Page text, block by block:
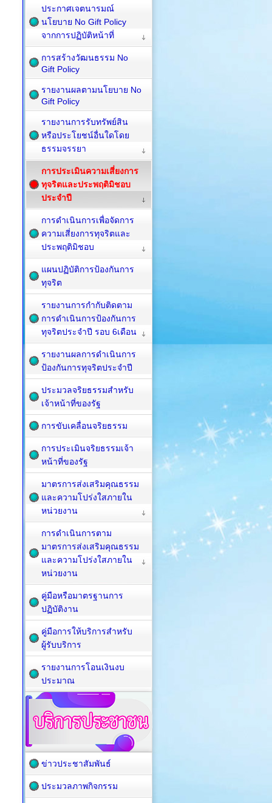
ประกาศเจตนารมณ์
นโยบาย No Gift Policy
จากการปฏิบัติหน้าที่
การสร้างวัฒนธรรม No
Gift Policy
รายงานผลตามนโยบาย No
Gift Policy
รายงานการรับทรัพย์สิน
หรือประโยชน์อื่นใดโดย
ธรรมจรรยา
การประเมินความเสี่ยงการ
ทุจริตและประพฤติมิชอบ
ประจำปี
การดำเนินการเพื่อจัดการ
ความเสี่ยงการทุจริตและ
ประพฤติมิชอบ
แผนปฏิบัติการป้องกันการ
ทุจริต
รายงานการกำกับติดตาม
การดำเนินการป้องกันการ
ทุจริตประจำปี รอบ 6เดือน
รายงานผลการดำเนินการ
ป้องกันการทุจริตประจำปี
ประมวลจริยธรรมสำหรับ
เจ้าหน้าที่ของรัฐ
การขับเคลื่อนจริยธรรม
การประเมินจริยธรรมเจ้า
หน้าที่ของรัฐ
มาตรการส่งเสริมคุณธรรม
และความโปร่งใสภายใน
หน่วยงาน
การดำเนินการตาม
มาตรการส่งเสริมคุณธรรม
และความโปร่งใสภายใน
หน่วยงาน
คู่มือหรือมาตรฐานการ
ปฏิบัติงาน
คู่มือการให้บริการสำหรับ
ผู้รับบริการ
รายงานการโอนเงินงบ
ประมาณ
ข่าวประชาสัมพันธ์
ประมวลภาพกิจกรรม